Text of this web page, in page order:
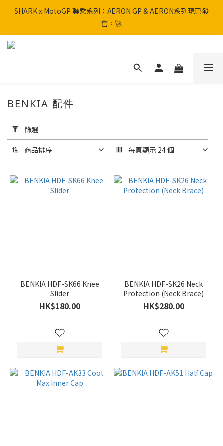
SHARK x MotoGP 聯乘系列：AERON GP & AERON系列現已發
售。🚀
SHARK x MotoGP 聯乘系列：AERON GP & AERON系列現已發
售。🚀
📦 【全新上架】NHK Helmet 到貨通知：S1GP & K5R 熱銷款式全
用
篩
選
(0/20)
品
BENKIA 配件
篩選
商品排序 每頁顯示 24 個
BENKIA HDF-SK66 Knee
Slider
HK$180.00
BENKIA HDF-SK26 Neck
Protection (Neck Brace)
HK$280.00